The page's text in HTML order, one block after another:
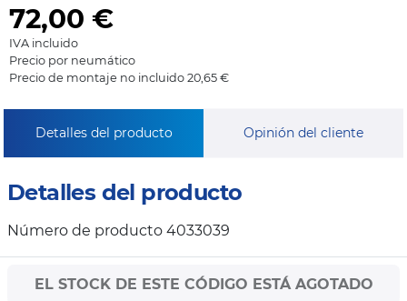
72,00 €
IVA incluido
Precio por neumático
Precio de montaje no incluido 20,65 €
Detalles del producto Opinión del cliente
Detalles del producto
Número de producto 4033039
EL STOCK DE ESTE CÓDIGO ESTÁ AGOTADO